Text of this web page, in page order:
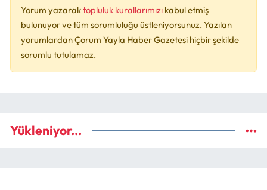
Yorum yazaraktopluluk kurallarımızı kabul etmiş
bulunuyor ve tüm sorumluluğu üstleniyorsunuz. Yazılan
yorumlardan Çorum Yayla Haber Gazetesi hiçbir şekilde
sorumlu tutulamaz.
Yükleniyor...